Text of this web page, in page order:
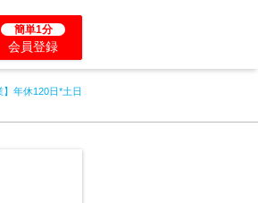
簡単1分
会員登録
年休120日*土日